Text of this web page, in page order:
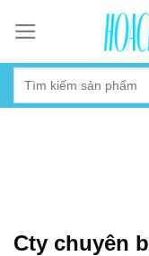
content
Cty chuyên